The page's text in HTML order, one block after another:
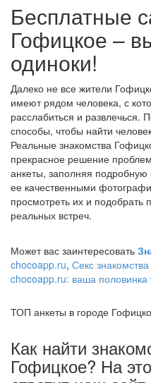
Бесплатные
Гофицкое –
одиноки!
Далеко не все жители
имеют рядом человека, с
расслабиться и развлечься.
способы, чтобы найти
Реальные знакомства
прекрасное решение
анкеты, заполняя
ее качественными
просмотреть их и подобрать
реальных встреч.
Может вас заинтересовать
chocoapp.ru, Секс
chocoapp.ru: ваша половинка
ТОП анкеты в городе
Как найти
Гофицкое? На